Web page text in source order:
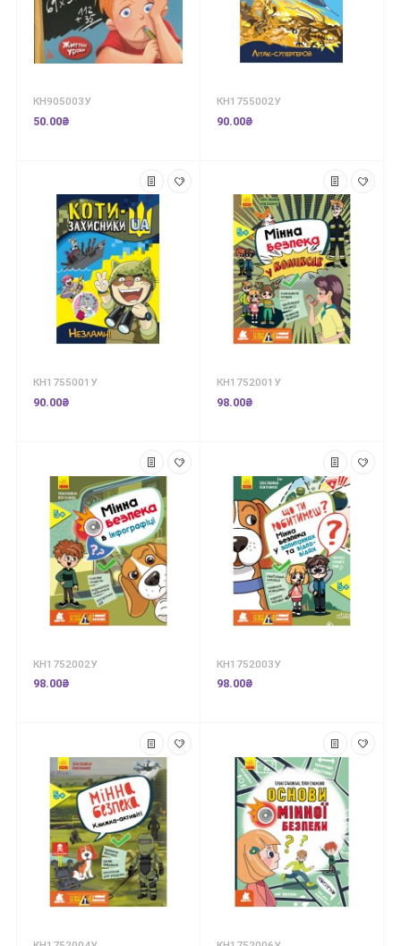
КН905003У
50.00₴
КН1755002У
90.00₴
КН1755001У
90.00₴
КН1752001У
98.00₴
КН1752002У
98.00₴
КН1752003У
98.00₴